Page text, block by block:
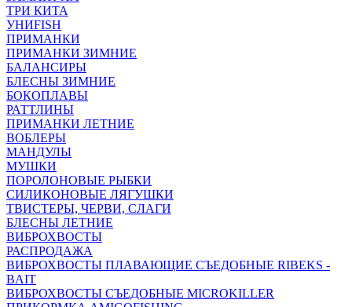
ТРИ КИТА
УНИFISH
ПРИМАНКИ
ПРИМАНКИ ЗИМНИЕ
БАЛАНСИРЫ
БЛЕСНЫ ЗИМНИЕ
БОКОПЛАВЫ
РАТТЛИНЫ
ПРИМАНКИ ЛЕТНИЕ
ВОБЛЕРЫ
МАНДУЛЫ
МУШКИ
ПОРОЛОНОВЫЕ РЫБКИ
СИЛИКОНОВЫЕ ЛЯГУШКИ
ТВИСТЕРЫ, ЧЕРВИ, СЛАГИ
БЛЕСНЫ ЛЕТНИЕ
ВИБРОХВОСТЫ
РАСПРОДАЖА
ВИБРОХВОСТЫ ПЛАВАЮЩИЕ СЪЕДОБНЫЕ RIBEKS -
BAIT
ВИБРОХВОСТЫ СЪЕДОБНЫЕ MICROKILLER